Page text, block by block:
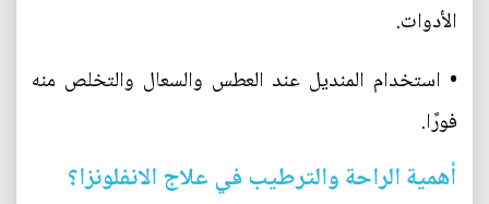
الأدوات.
• استخدام المنديل عند العطس والسعال والتخلص منه
فورًا.
أهمية الراحة والترطيب في علاج الانفلونزا؟